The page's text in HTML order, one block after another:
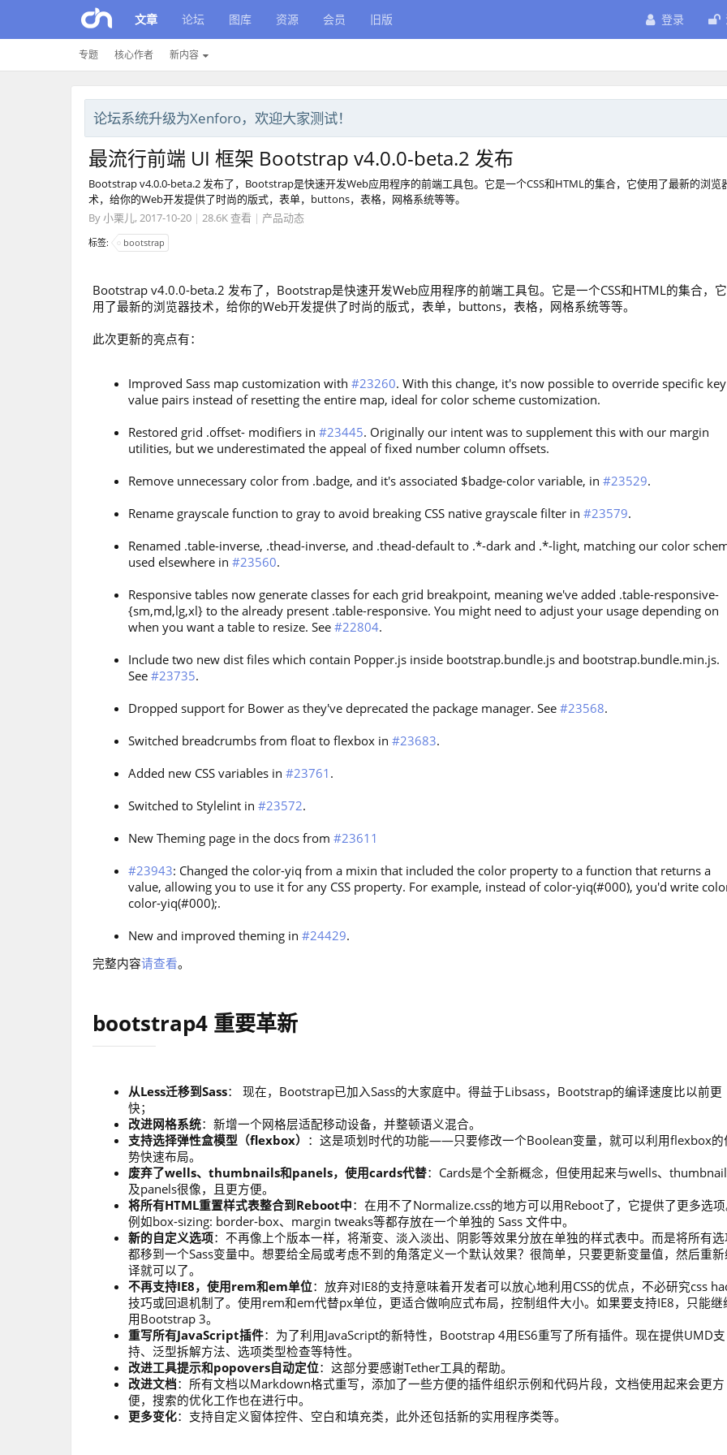
文章
专题 核心作者 新内容
论坛 图库 资源 会员 旧版 登录
论坛系统升级为Xenforo，欢迎大家测试！
最流行前端 UI 框架 Bootstrap v4.0.0-beta.2 发布
Bootstrap v4.0.0-beta.2 发布了，Bootstrap是快速开发Web应用程序的前端工具包。它是一个CSS和HTML的集合，它使用了最新的浏览
术，给你的Web开发提供了时尚的版式，表单，buttons，表格，网格系统等等。
By小栗儿, 2017-10-20 | 28.6K 查看 | 产品动态
标签: bootstrap
Bootstrap v4.0.0-beta.2 发布了，Bootstrap是快速开发Web应用程序的前端工具包。它是一个CSS和HTML的集合，
用了最新的浏览器技术，给你的Web开发提供了时尚的版式，表单，buttons，表格，网格系统等等。
此次更新的亮点有：
Improved Sass map customization with #23260. With this change, it's now possible to override specific key
value pairs instead of resetting the entire map, ideal for color scheme customization.
Restored grid .offset- modifiers in #23445. Originally our intent was to supplement this with our margin
utilities, but we underestimated the appeal of fixed number column offsets.
Remove unnecessary color from .badge, and it's associated $badge-color variable, in #23529.
Rename grayscale function to gray to avoid breaking CSS native grayscale filter in #23579.
Renamed .table-inverse, .thead-inverse, and .thead-default to .*-dark and .*-light, matching our color
used elsewhere in #23560.
Responsive tables now generate classes for each grid breakpoint, meaning we've added .table-responsive-
{sm,md,lg,xl} to the already present .table-responsive. You might need to adjust your usage depending on
when you want a table to resize. See #22804.
Include two new dist files which contain Popper.js inside bootstrap.bundle.js and bootstrap.bundle.min.js.
See #23735.
Dropped support for Bower as they've deprecated the package manager. See #23568.
Switched breadcrumbs from float to flexbox in #23683.
Added new CSS variables in #23761 .
Switched to Stylelint in #23572.
New Theming page in the docs from #23611
#23943: Changed the color-yiq from a mixin that included the color property to a function that returns a
value, allowing you to use it for any CSS property. For example, instead of color-yiq(#000), you'd write
color-yiq(#000);.
New and improved theming in #24429.
完整内容请查看。
bootstrap4 重要革新
从Less迁移到Sass： 现在，Bootstrap已加入Sass的大家庭中。得益于Libsass，Bootstrap的编译速度比以前更
快；
改进网格系统：新增一个网格层适配移动设备，并整顿语义混合。
支持选择弹性盒模型（flexbox） ：这是项划时代的功能——只要修改一个Boolean变量，就可以利用flexbox的
势快速布局。
废弃了wells、thumbnails和panels，使用cards代替：Cards是个全新概念，但使用起来与wells、
及panels很像，且更方便。
将所有HTML重置样式表整合到Reboot中：在用不了Normalize.css的地方可以用Reboot了，它提供了更多选
例如box-sizing: border-box、margin tweaks等都存放在一个单独的 Sass 文件中。
新的自定义选项：不再像上个版本一样，将渐变、淡入淡出、阴影等效果分放在单独的样式表中。而是将所有
都移到一个Sass变量中。想要给全局或考虑不到的角落定义一个默认效果？很简单，只要更新变量值，然后重
译就可以了。
不再支持IE8，使用rem和em单位：放弃对IE8的支持意味着开发者可以放心地利用CSS的优点，不必研究css
技巧或回退机制了。使用rem和em代替px单位，更适合做响应式布局，控制组件大小。如果要支持IE8，只能继
用Bootstrap 3。
重写所有JavaScript插件：为了利用JavaScript的新特性，Bootstrap 4用ES6重写了所有插件。现在提供UMD支
持、泛型拆解方法、选项类型检查等特性。
改进工具提示和popovers自动定位：这部分要感谢Tether工具的帮助。
改进文档：所有文档以Markdown格式重写，添加了一些方便的插件组织示例和代码片段，文档使用起来会更方
便，搜索的优化工作也在进行中。
更多变化：支持自定义窗体控件、空白和填充类，此外还包括新的实用程序类等。